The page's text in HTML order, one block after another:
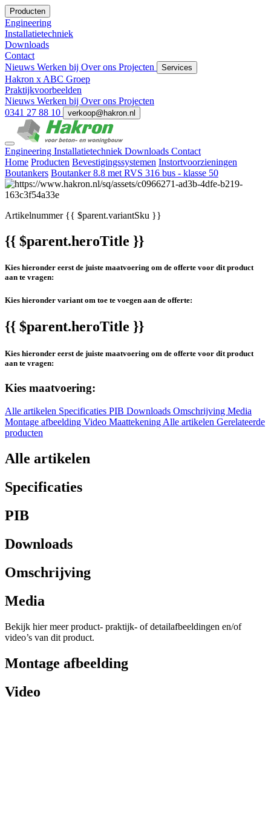
Producten
Engineering
Installatietechniek
Downloads
Contact
Nieuws Werken bij Over ons Projecten Services
Hakron x ABC Groep
Praktijkvoorbeelden
Nieuws Werken bij Over ons Projecten
0341 27 88 10
verkoop@hakron.nl
Engineering Installatietechniek Downloads Contact
Home Producten Bevestigingssystemen Instortvoorzieningen
Boutankers Boutanker 8.8 met RVS 316 bus - klasse 50
Artikelnummer{{ $parent.variantSku }}
{{ $parent.heroTitle }}
Kies hieronder eerst de juiste maatvoering om de offerte voor dit product
aan te vragen:
Kies hieronder variant om toe te voegen aan de offerte:
{{ $parent.heroTitle }}
Kies hieronder eerst de juiste maatvoering om de offerte voor dit product
aan te vragen:
Kies maatvoering:
Alle artikelen Specificaties PIB Downloads Omschrijving Media
Montage afbeelding Video MaattekeningAlle artikelen Gerelateerde
producten
Alle artikelen
Specificaties
PIB
Downloads
Omschrijving
Media
Bekijk hier meer product- praktijk- of detailafbeeldingen en/of
video’s van dit product.
Montage afbeelding
Video